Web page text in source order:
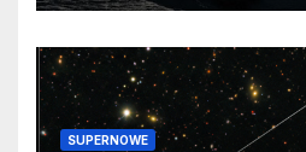
SUPERNOWE